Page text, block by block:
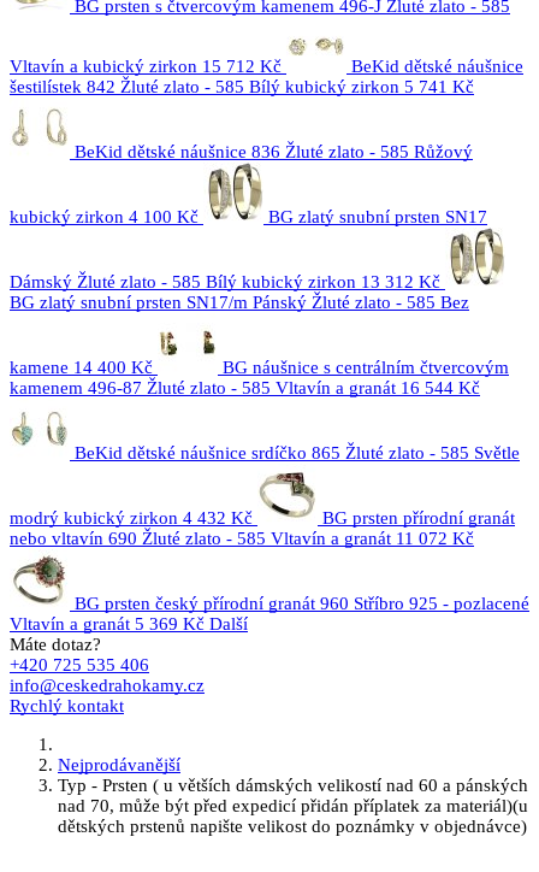
BG prsten s čtvercovým kamenem 496-J Žluté zlato - 585
Vltavín a kubický zirkon 15 712 Kč
BeKid dětské náušnice
šestilístek 842 Žluté zlato - 585 Bílý kubický zirkon 5 741 Kč
BeKid dětské náušnice 836 Žluté zlato - 585 Růžový
kubický zirkon 4 100 Kč BG zlatý snubní prsten SN17
Dámský Žluté zlato - 585 Bílý kubický zirkon 13 312 Kč
BG zlatý snubní prsten SN17/m Pánský Žluté zlato - 585 Bez
kamene 14 400 Kč
BG náušnice s centrálním čtvercovým
kamenem 496-87 Žluté zlato - 585 Vltavín a granát 16 544 Kč
BeKid dětské náušnice srdíčko 865 Žluté zlato - 585 Světle
modrý kubický zirkon 4 432 Kč
BG prsten přírodní granát
nebo vltavín 690 Žluté zlato - 585 Vltavín a granát 11 072 Kč
BG prsten český přírodní granát 960 Stříbro 925 - pozlacené
Vltavín a granát 5 369 Kč Další
Máte dotaz?
+420 725 535 406
info@ceskedrahokamy.cz
Rychlý kontakt
Nejprodávanější
Typ - Prsten ( u větších dámských velikostí nad 60 a pánských
nad 70, může být před expedicí přidán příplatek za materiál)(u
dětských prstenů napište velikost do poznámky v objednávce)